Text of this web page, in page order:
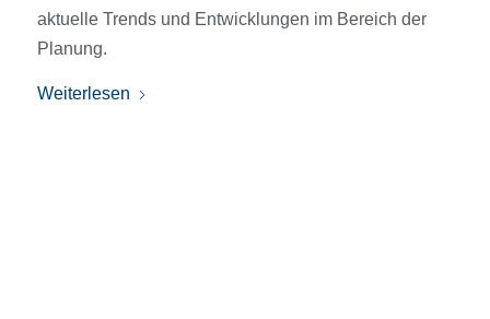
aktuelle Trends und Entwicklungen im Bereich der
Planung.
Weiterlesen